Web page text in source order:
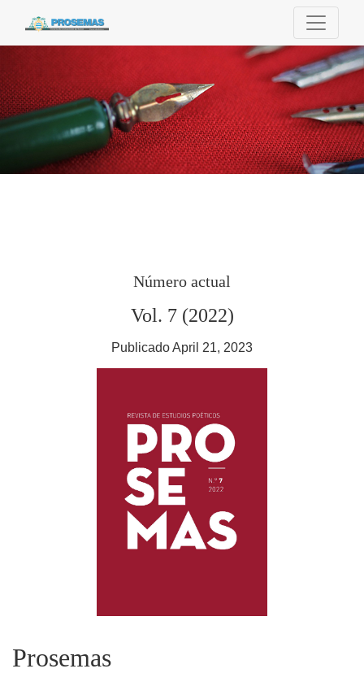
Número actual
Vol. 7 (2022)
Publicado April 21, 2023
Prosemas